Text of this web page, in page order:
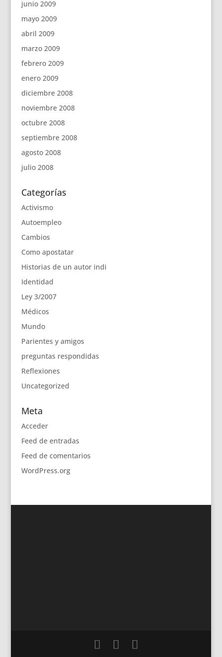
junio 2009
mayo 2009
abril 2009
marzo 2009
febrero 2009
enero 2009
diciembre 2008
noviembre 2008
octubre 2008
septiembre 2008
agosto 2008
julio 2008
Categorías
Activismo
Autoempleo
Cambios
Como apostatar
Historias de un autor indi
Identidad
Ley 3/2007
Médicos
Mundo
Parientes y amigos
preguntas respondidas
Reflexiones
Uncategorized
Meta
Acceder
Feed de entradas
Feed de comentarios
WordPress.org